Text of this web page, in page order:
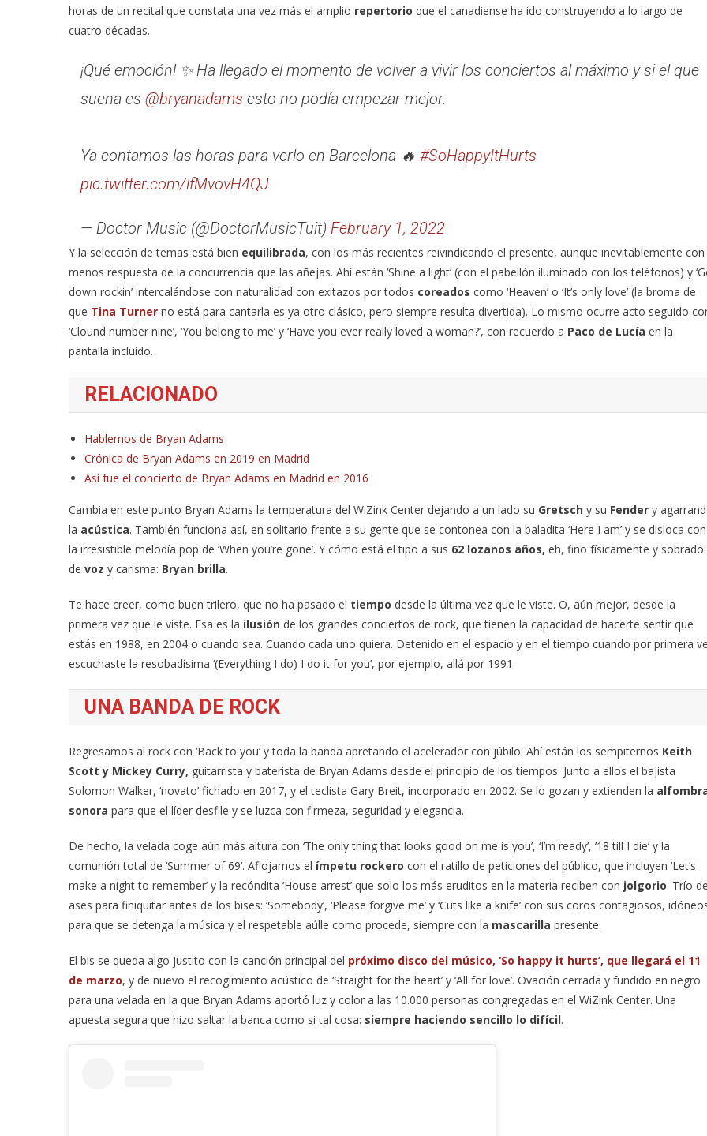
horas de un recital que constata una vez más el amplio repertorio que el canadiense ha ido construyendo a lo largo de
cuatro décadas.
¡Qué emoción! ✨ Ha llegado el momento de volver a vivir los conciertos al máximo y si el que
suena es @bryanadams esto no podía empezar mejor.
Ya contamos las horas para verlo en Barcelona 🔥 #SoHappyItHurts
pic.twitter.com/lfMvovH4QJ
— Doctor Music (@DoctorMusicTuit) February 1, 2022
Y la selección de temas está bien equilibrada, con los más recientes reivindicando el presente, aunque inevitablemente con
menos respuesta de la concurrencia que las añejas. Ahí están ‘Shine a light’ (con el pabellón iluminado con los teléfonos) y
down rockin’ intercalándose con naturalidad con exitazos por todos coreados como ‘Heaven’ o ‘It’s only love’ (la broma de
que Tina Turner no está para cantarla es ya otro clásico, pero siempre resulta divertida). Lo mismo ocurre acto seguido
‘Clound number nine’, ‘You belong to me’ y ‘Have you ever really loved a woman?’, con recuerdo a Paco de Lucía en la
pantalla incluido.
RELACIONADO
Hablemos de Bryan Adams
Crónica de Bryan Adams en 2019 en Madrid
Así fue el concierto de Bryan Adams en Madrid en 2016
Cambia en este punto Bryan Adams la temperatura del WiZink Center dejando a un lado su Gretsch y su Fender y
la acústica. También funciona así, en solitario frente a su gente que se contonea con la baladita ‘Here I am’ y se disloca con
la irresistible melodía pop de ‘When you’re gone’. Y cómo está el tipo a sus 62 lozanos años, eh, fino físicamente y sobrado
de voz y carisma: Bryan brilla.
Te hace creer, como buen trilero, que no ha pasado el tiempo desde la última vez que le viste. O, aún mejor, desde la
primera vez que le viste. Esa es la ilusión de los grandes conciertos de rock, que tienen la capacidad de hacerte sentir que
estás en 1988, en 2004 o cuando sea. Cuando cada uno quiera. Detenido en el espacio y en el tiempo cuando por primera
escuchaste la resobadísima ‘(Everything I do) I do it for you’, por ejemplo, allá por 1991.
UNA BANDA DE ROCK
Regresamos al rock con ‘Back to you’ y toda la banda apretando el acelerador con júbilo. Ahí están los sempiternos Keith
Scott y Mickey Curry, guitarrista y baterista de Bryan Adams desde el principio de los tiempos. Junto a ellos el bajista
Solomon Walker, ‘novato’ fichado en 2017, y el teclista Gary Breit, incorporado en 2002. Se lo gozan y extienden la
sonora para que el líder desfile y se luzca con firmeza, seguridad y elegancia.
De hecho, la velada coge aún más altura con ‘The only thing that looks good on me is you’, ‘I’m ready’, ’18 till I die’ y la
comunión total de ‘Summer of 69’. Aflojamos el ímpetu rockero con el ratillo de peticiones del público, que incluyen ‘Let’s
make a night to remember’ y la recóndita ‘House arrest’ que solo los más eruditos en la materia reciben con jolgorio. Trío
ases para finiquitar antes de los bises: ‘Somebody’, ‘Please forgive me’ y ‘Cuts like a knife’ con sus coros contagiosos,
para que se detenga la música y el respetable aúlle como procede, siempre con la mascarilla presente.
El bis se queda algo justito con la canción principal del próximo disco del músico, ‘So happy it hurts’, que llegará el 11
de marzo, y de nuevo el recogimiento acústico de ‘Straight for the heart’ y ‘All for love’. Ovación cerrada y fundido en negro
para una velada en la que Bryan Adams aportó luz y color a las 10.000 personas congregadas en el WiZink Center. Una
apuesta segura que hizo saltar la banca como si tal cosa: siempre haciendo sencillo lo difícil.